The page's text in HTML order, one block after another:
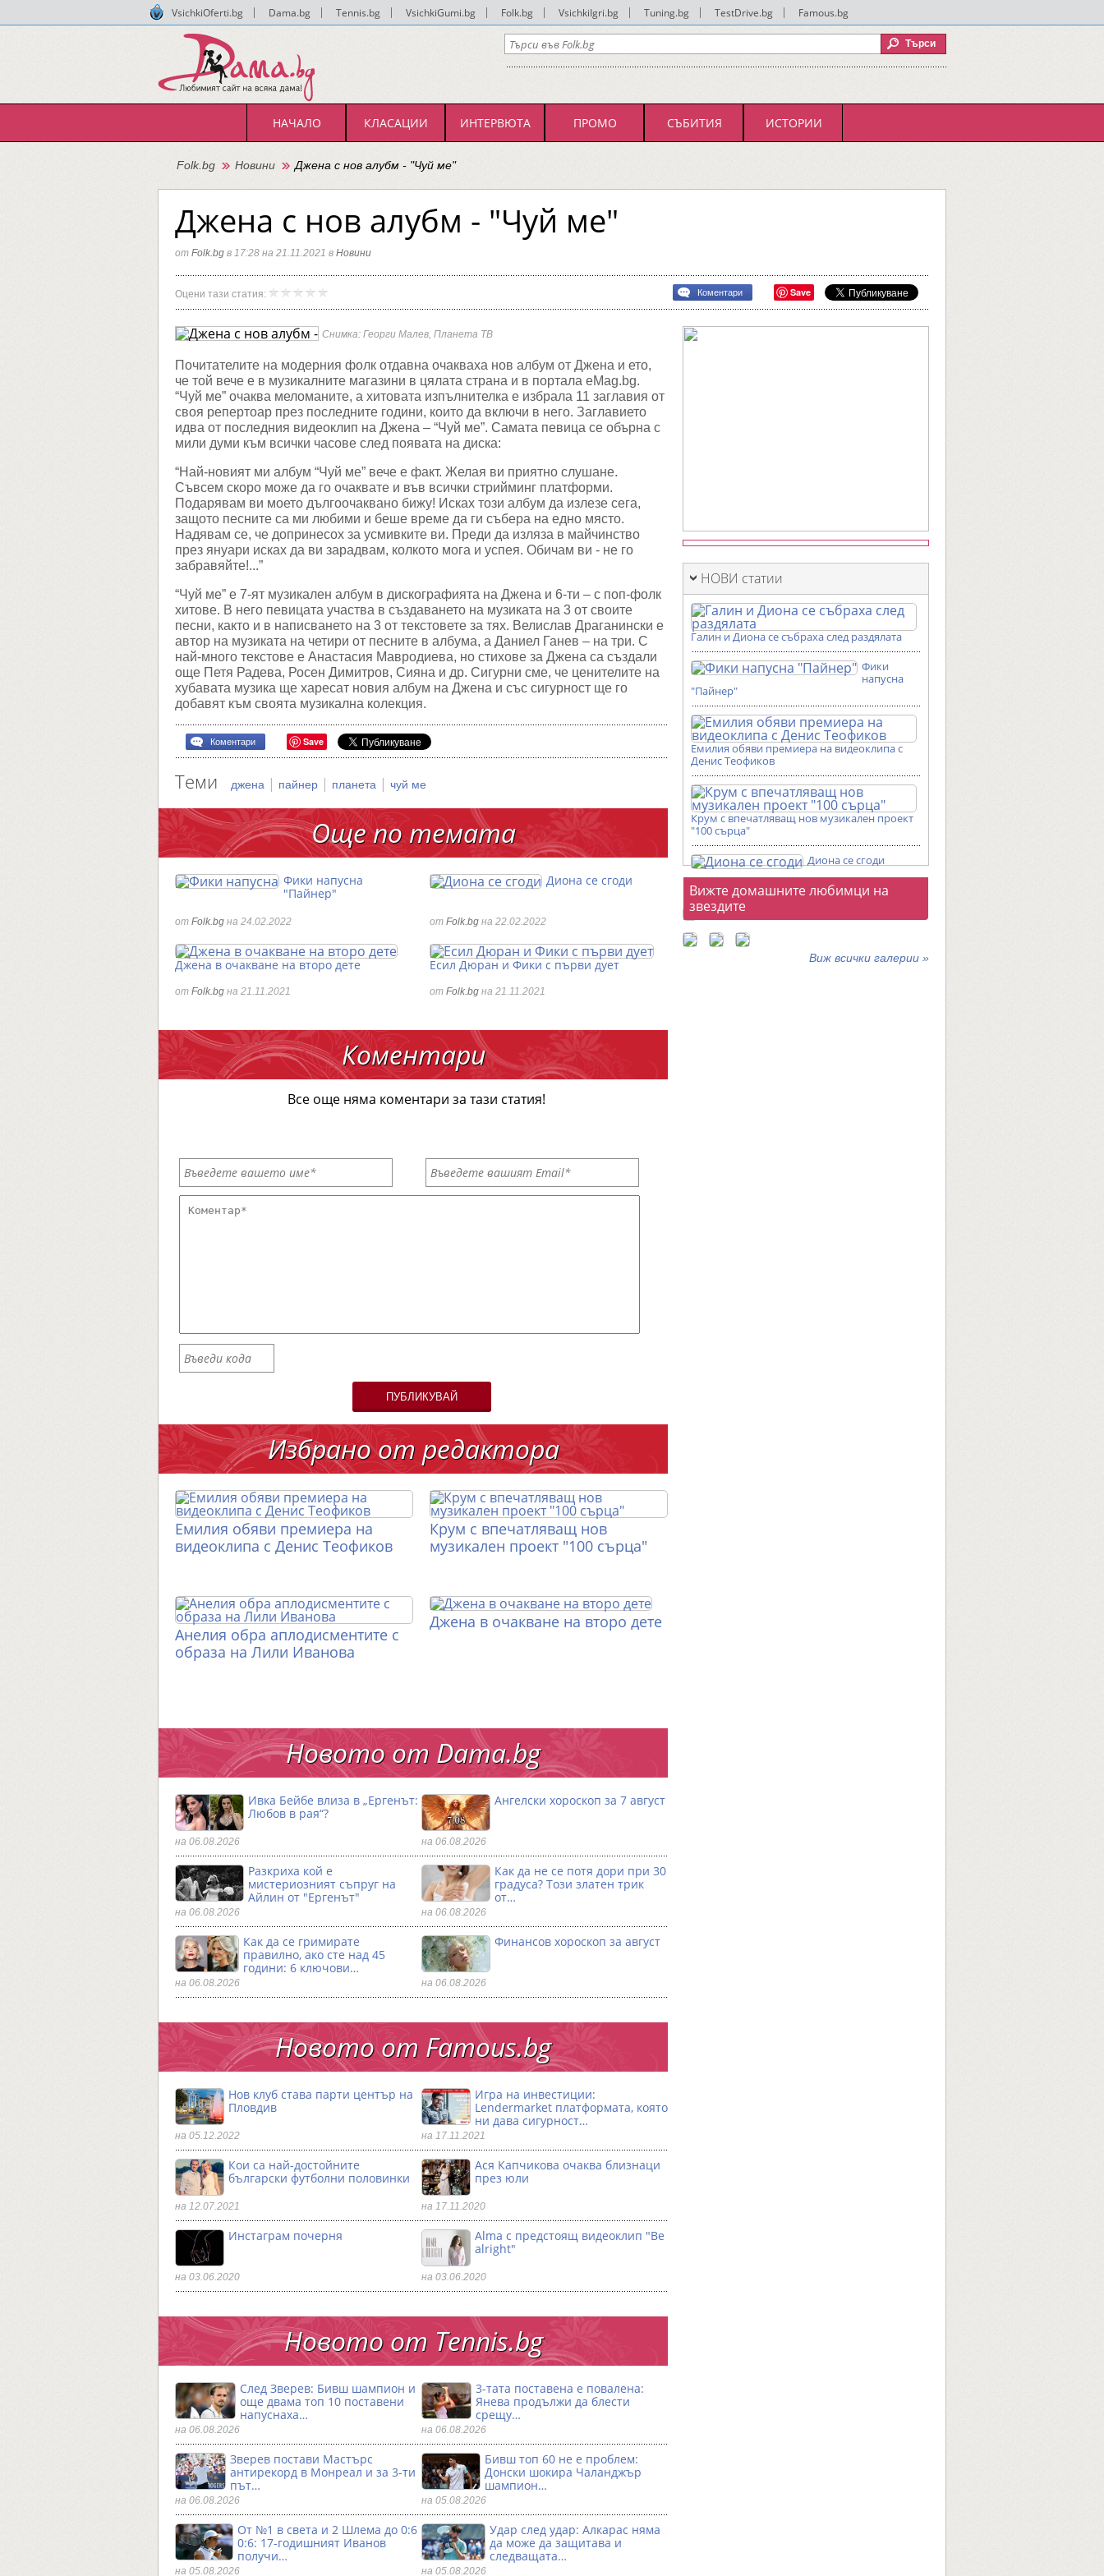
VsichkiOferti.bg Dama.bg Tennis.bg VsichkiGumi.bg Folk.bg VsichkiIgri.bg Tuning.bg TestDrive.bg Famous.bg
НАЧАЛО КЛАСАЦИИ ИНТЕРВЮТА ПРОМО СЪБИТИЯ ИСТОРИИ
Folk.bg Новини Джена с нов алубм - "Чуй ме"
Джена с нов алубм - "Чуй ме"
от Folk.bg в 17:28 на 21.11.2021 в Новини
Оцени тази статия:
нов
-
Коментари Save
Снимка: Георги Малев, Планета ТВ
Почитателите на модерния фолк отдавна очакваха нов албум от Джена и ето,
че той вече е в музикалните магазини в цялата страна и в портала eMag.bg.
“Чуй ме” очаква меломаните, а хитовата изпълнителка е избрала 11 заглавия от
своя репертоар през последните години, които да включи в него. Заглавието
идва от последния видеоклип на Джена – “Чуй ме”. Самата певица се обърна с
мили думи към всички часове след появата на диска:
“Най-новият ми албум “Чуй ме” вече е факт. Желая ви приятно слушане.
Съвсем скоро може да го очаквате и във всички стрийминг платформи.
Подарявам ви моето дългоочаквано бижу! Исках този албум да излезе сега,
защото песните са ми любими и беше време да ги събера на едно място.
Надявам се, че допринесох за усмивките ви. Преди да изляза в майчинство
през януари исках да ви зарадвам, колкото мога и успея. Обичам ви - не го
забравяйте!...”
“Чуй ме” е 7-ят музикален албум в дискографията на Джена и 6-ти – с поп-фолк
хитове. В него певицата участва в създаването на музиката на 3 от своите
песни, както и в написването на 3 от текстовете за тях. Велислав Драганински е
автор на музиката на четири от песните в албума, а Даниел Ганев – на три. С
най-много текстове е Анастасия Мавродиева, но стихове за Джена са създали
още Петя Радева, Росен Димитров, Сияна и др. Сигурни сме, че ценителите на
хубавата музика ще харесат новия албум на Джена и със сигурност ще го
добавят към своята музикална колекция.
Коментари Save
Теми джена | пайнер | планета | чуй ме
Още по темата
Фики напусна
"Пайнер"
от Folk.bg на 24.02.2022
Диона се сгоди
от Folk.bg на 22.02.2022
Джена в очакване на второ дете
от Folk.bg на 21.11.2021
Есил Дюран и Фики с първи дует
от Folk.bg на 21.11.2021
Коментари
Все още няма коментари за тази статия!
ПУБЛИКУВАЙ
Избрано от редактора
Емилия обяви премиера на
видеоклипа с Денис Теофиков
Крум с впечатляващ нов
музикален проект "100 сърца"
Анелия обра аплодисментите с
образа на Лили Иванова
Джена в очакване на второ дете
Новото от Dama.bg
Ивка Бейбе влиза в „Ергенът:
Любов в рая“?
на 06.08.2026
Ангелски хороскоп за 7 август
на 06.08.2026
Разкриха кой е
мистериозният съпруг на
Айлин от "Ергенът"
на 06.08.2026
Как да не се потя дори при 30
градуса? Този златен трик
от…
на 06.08.2026
Как да се гримирате
правилно, ако сте над 45
години: 6 ключови…
на 06.08.2026
Финансов хороскоп за август
на 06.08.2026
Новото от Famous.bg
Нов клуб става парти център на
Пловдив
на 05.12.2022
Игра на инвестиции:
Lendermarket платформата, която
ни дава сигурност…
на 17.11.2021
Кои са най-достойните
български футболни половинки
на 12.07.2021
Ася Капчикова очаква близнаци
през юли
на 17.11.2020
Инстаграм почерня
на 03.06.2020
Alma с предстоящ видеоклип "Be
alright"
на 03.06.2020
Новото от Тennis.bg
След Зверев: Бивш шампион и
още двама топ 10 поставени
напуснаха…
на 06.08.2026
3-тата поставена е повалена:
Янева продължи да блести
срещу…
на 06.08.2026
Зверев постави Мастърс
антирекорд в Монреал и за 3-ти
път…
на 06.08.2026
Бивш топ 60 не е проблем:
Донски шокира Чаланджър
шампион…
на 05.08.2026
От №1 в света и 2 Шлема до 0:6
0:6: 17-годишният Иванов
получи…
на 05.08.2026
Удар след удар: Алкарас няма
да може да защитава и
следващата…
на 05.08.2026
НОВИ статии
Галин и Диона се събраха след раздялата
Фики
напусна
"Пайнер"
Емилия обяви премиера на видеоклипа с
Денис Теофиков
Крум с впечатляващ нов музикален проект
"100 сърца"
Диона се сгоди
Фотогалерии
Вижте домашните любимци на
звездите
Виж всички галерии »